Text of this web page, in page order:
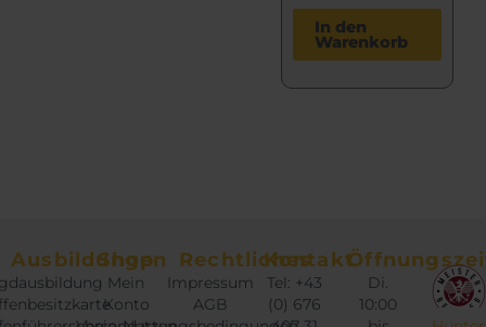
In den
Warenkorb
Ausbildungen
Shop
Mein
Konto
Rechtliches
Impressum
AGB
Kontakt
Tel: +43
(0) 676
Di.
10:00